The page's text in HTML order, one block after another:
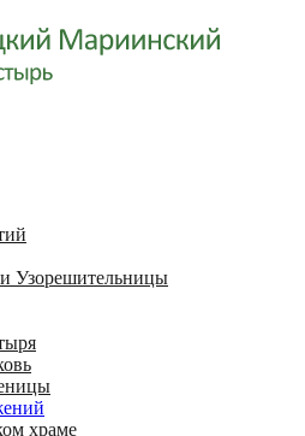
Узорешительницы
храме